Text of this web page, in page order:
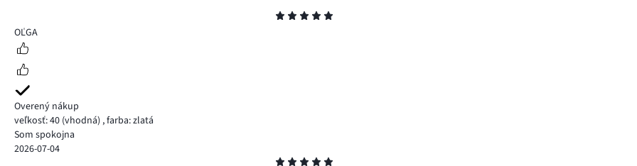
5
OĽGA
Overený nákup
veľkosť: 40 (vhodná) ,farba: zlatá
Som spokojna
2026-07-04